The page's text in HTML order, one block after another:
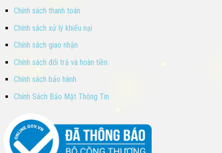
Chính sách thanh toán
Chính sách xử lý khiếu nại
Chính sách giao nhận
Chính sách đổi trả và hoàn tiền
Chính sách bảo hành
Chính Sách Bảo Mật Thông Tin